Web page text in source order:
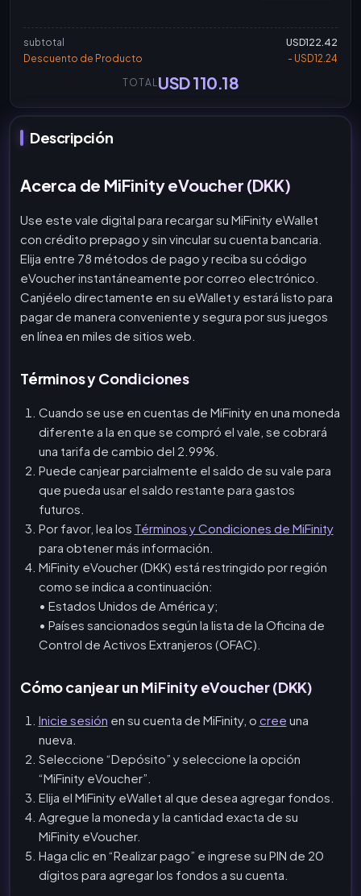
subtotal
USD122.42
Descuento de Producto
- USD12.24
TOTAL USD 110.18
Descripción
Acerca de MiFinity eVoucher (DKK)
Use este vale digital para recargar su MiFinity eWallet
con crédito prepago y sin vincular su cuenta bancaria.
Elija entre 78 métodos de pago y reciba su código
eVoucher instantáneamente por correo electrónico.
Canjéelo directamente en su eWallet y estará listo para
pagar de manera conveniente y segura por sus juegos
en línea en miles de sitios web.
Términos y Condiciones
Cuando se use en cuentas de MiFinity en una moneda
diferente a la en que se compró el vale, se cobrará
una tarifa de cambio del 2.99%.
Puede canjear parcialmente el saldo de su vale para
que pueda usar el saldo restante para gastos
futuros.
Por favor, lea los Términos y Condiciones de MiFinity
para obtener más información.
MiFinity eVoucher (DKK) está restringido por región
como se indica a continuación:
• Estados Unidos de América y;
• Países sancionados según la lista de la Oficina de
Control de Activos Extranjeros (OFAC).
Cómo canjear un MiFinity eVoucher (DKK)
Inicie sesión en su cuenta de MiFinity, o cree una
nueva.
Seleccione “Depósito” y seleccione la opción
“MiFinity eVoucher”.
Elija el MiFinity eWallet al que desea agregar fondos.
Agregue la moneda y la cantidad exacta de su
MiFinity eVoucher.
Haga clic en “Realizar pago” e ingrese su PIN de 20
dígitos para agregar los fondos a su cuenta.